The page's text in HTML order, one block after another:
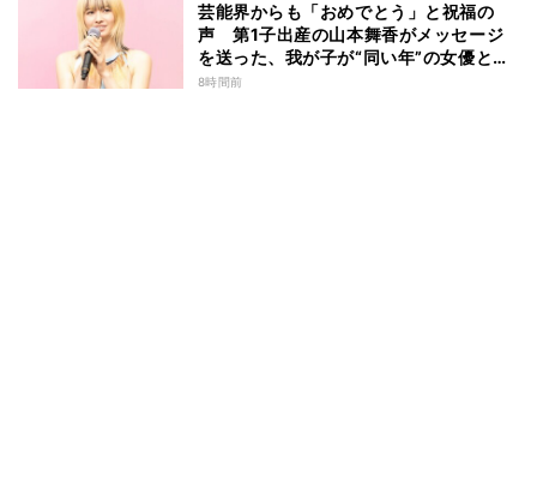
芸能界からも「おめでとう」と祝福の
声 第1子出産の山本舞香がメッセージ
を送った、我が子が“同い年”の女優と
は 今月1日には2年在籍した所属事務所
8時間前